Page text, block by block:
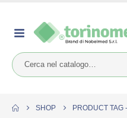
SHOP PRODUCT TAG -